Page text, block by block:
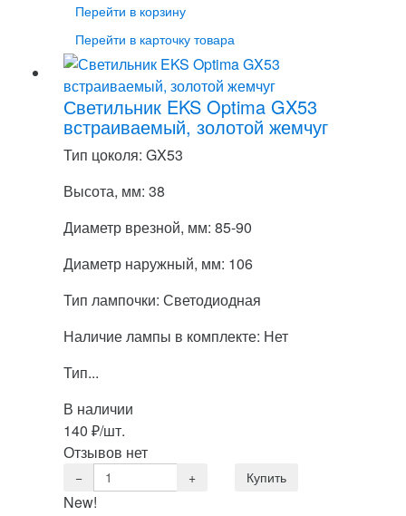
Перейти в корзину
Перейти в карточку товара
Светильник EKS Optima GX53
встраиваемый, золотой жемчуг
Тип цоколя: GX53
Высота, мм: 38
Диаметр врезной, мм: 85-90
Диаметр наружный, мм: 106
Тип лампочки: Светодиодная
Наличие лампы в комплекте: Нет
Тип...
В наличии
140 ₽/шт.
Отзывов нет
New!